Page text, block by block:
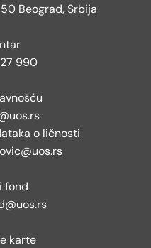
Beograd, Srbija
27 990
o ličnosti
fond
karte